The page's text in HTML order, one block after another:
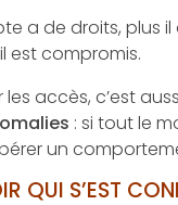
a de droits, plus
est compromis.
accès, c’est
: si tout le
un
QUI S’EST